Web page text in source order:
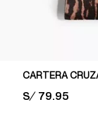
CARTERA
PRICE:
S/ 79.95